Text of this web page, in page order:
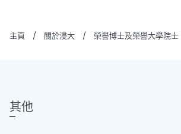
主頁 / 關於浸大 / 榮譽博士及榮譽大學院士
其他